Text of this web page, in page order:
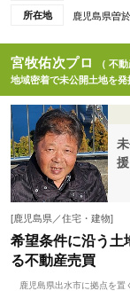
所在地 鹿児島県曽
宮牧佑次プロ
（ 不
地域密着で未公開土地を
援
[鹿児島県／住宅・建物]
希望条件に沿う土
る不動産売買
鹿児島県出水市に拠点を置